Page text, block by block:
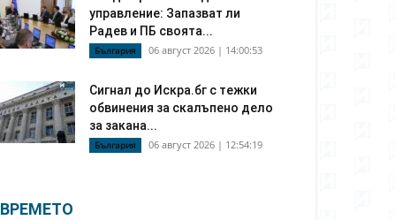
управление: Запазват ли
Радев и ПБ своята...
България 06 август 2026 | 14:00:53
Сигнал до Искра.бг с тежки
обвинения за скалъпено дело
за закана...
България 06 август 2026 | 12:54:19
ВРЕМЕТО